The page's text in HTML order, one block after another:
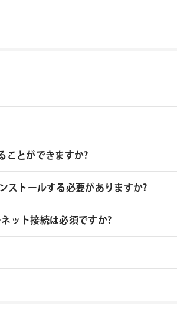
ら1～2営業日での納品となります。
ことができますか?
たり1ライセンス必要となります。2
ストールする必要がありますか?
には、AEJuice Starter Packが必須と
ストールされ、Pack Manager上で
ット接続は必須ですか?
認証と製品のご利用には、インターネ